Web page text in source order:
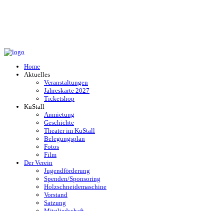
Home
Aktuelles
Veranstaltungen
Jahreskarte 2027
Ticketshop
KuStall
Anmietung
Geschichte
Theater im KuStall
Belegungsplan
Fotos
Film
Der Verein
Jugendförderung
Spenden/Sponsoring
Holzschneidemaschine
Vorstand
Satzung